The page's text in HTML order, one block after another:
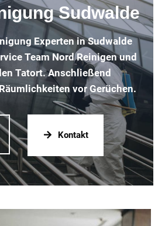
Sudwalde
Experten in Sudwalde
Team Nord Reinigen und
Tatort. Anschließend
vor Gerüchen.
Kontakt